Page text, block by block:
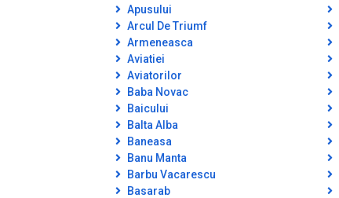
Apusului
Arcul De Triumf
Armeneasca
Aviatiei
Aviatorilor
Baba Novac
Baicului
Balta Alba
Baneasa
Banu Manta
Barbu Vacarescu
Basarab